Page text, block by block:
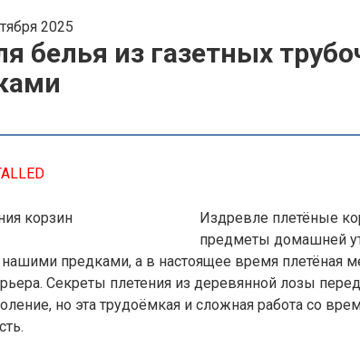
2025
белья из газетных
Издревле плетёные
предметы домашней
предками, а в настоящее время плетёная
Секреты плетения из деревянной лозы
но эта трудоёмкая и сложная работа со